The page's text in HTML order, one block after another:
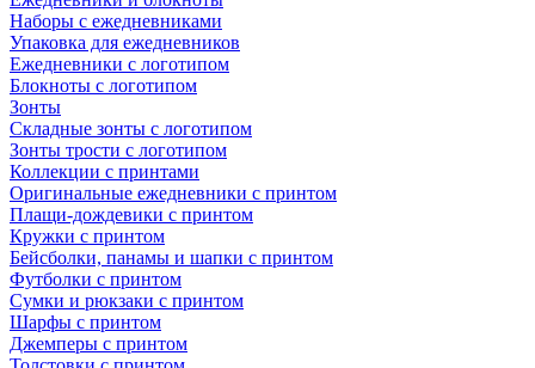
Наборы с ежедневниками
Упаковка для ежедневников
Ежедневники с логотипом
Блокноты с логотипом
Зонты
Складные зонты с логотипом
Зонты трости с логотипом
Коллекции с принтами
Оригинальные ежедневники с принтом
Плащи-дождевики с принтом
Кружки с принтом
Бейсболки, панамы и шапки с принтом
Футболки с принтом
Сумки и рюкзаки с принтом
Шарфы с принтом
Джемперы с принтом